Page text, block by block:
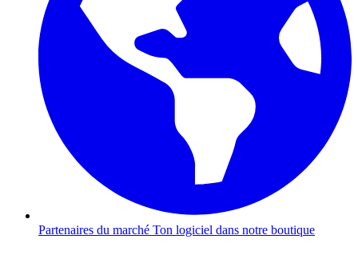
Partenaires du marché Ton logiciel dans notre boutique